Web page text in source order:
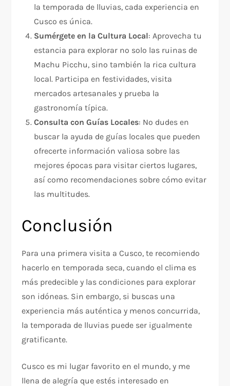
la temporada de lluvias, cada experiencia en
Cusco es única.
Sumérgete en la Cultura Local: Aprovecha tu
estancia para explorar no solo las ruinas de
Machu Picchu, sino también la rica cultura
local. Participa en festividades, visita
mercados artesanales y prueba la
gastronomía típica.
Consulta con Guías Locales: No dudes en
buscar la ayuda de guías locales que pueden
ofrecerte información valiosa sobre las
mejores épocas para visitar ciertos lugares,
así como recomendaciones sobre cómo evitar
las multitudes.
Conclusión
Para una primera visita a Cusco, te recomiendo
hacerlo en temporada seca, cuando el clima es
más predecible y las condiciones para explorar
son idóneas. Sin embargo, si buscas una
experiencia más auténtica y menos concurrida,
la temporada de lluvias puede ser igualmente
gratificante.
Cusco es mi lugar favorito en el mundo, y me
llena de alegría que estés interesado en